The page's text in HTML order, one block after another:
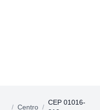
/ Centro /
CEP 01016-